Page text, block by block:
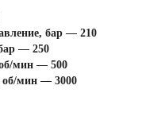
бар — 210
— 250
мин — 500
об/мин — 3000